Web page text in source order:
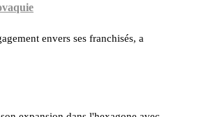
envers ses franchisés, a